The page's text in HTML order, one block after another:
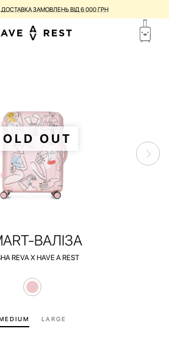
ЗАМОВЛЕНЬ ВІД 6 000 ГРН
OUT
ВАЛІЗА
REVA X HAVE A REST
LARGE